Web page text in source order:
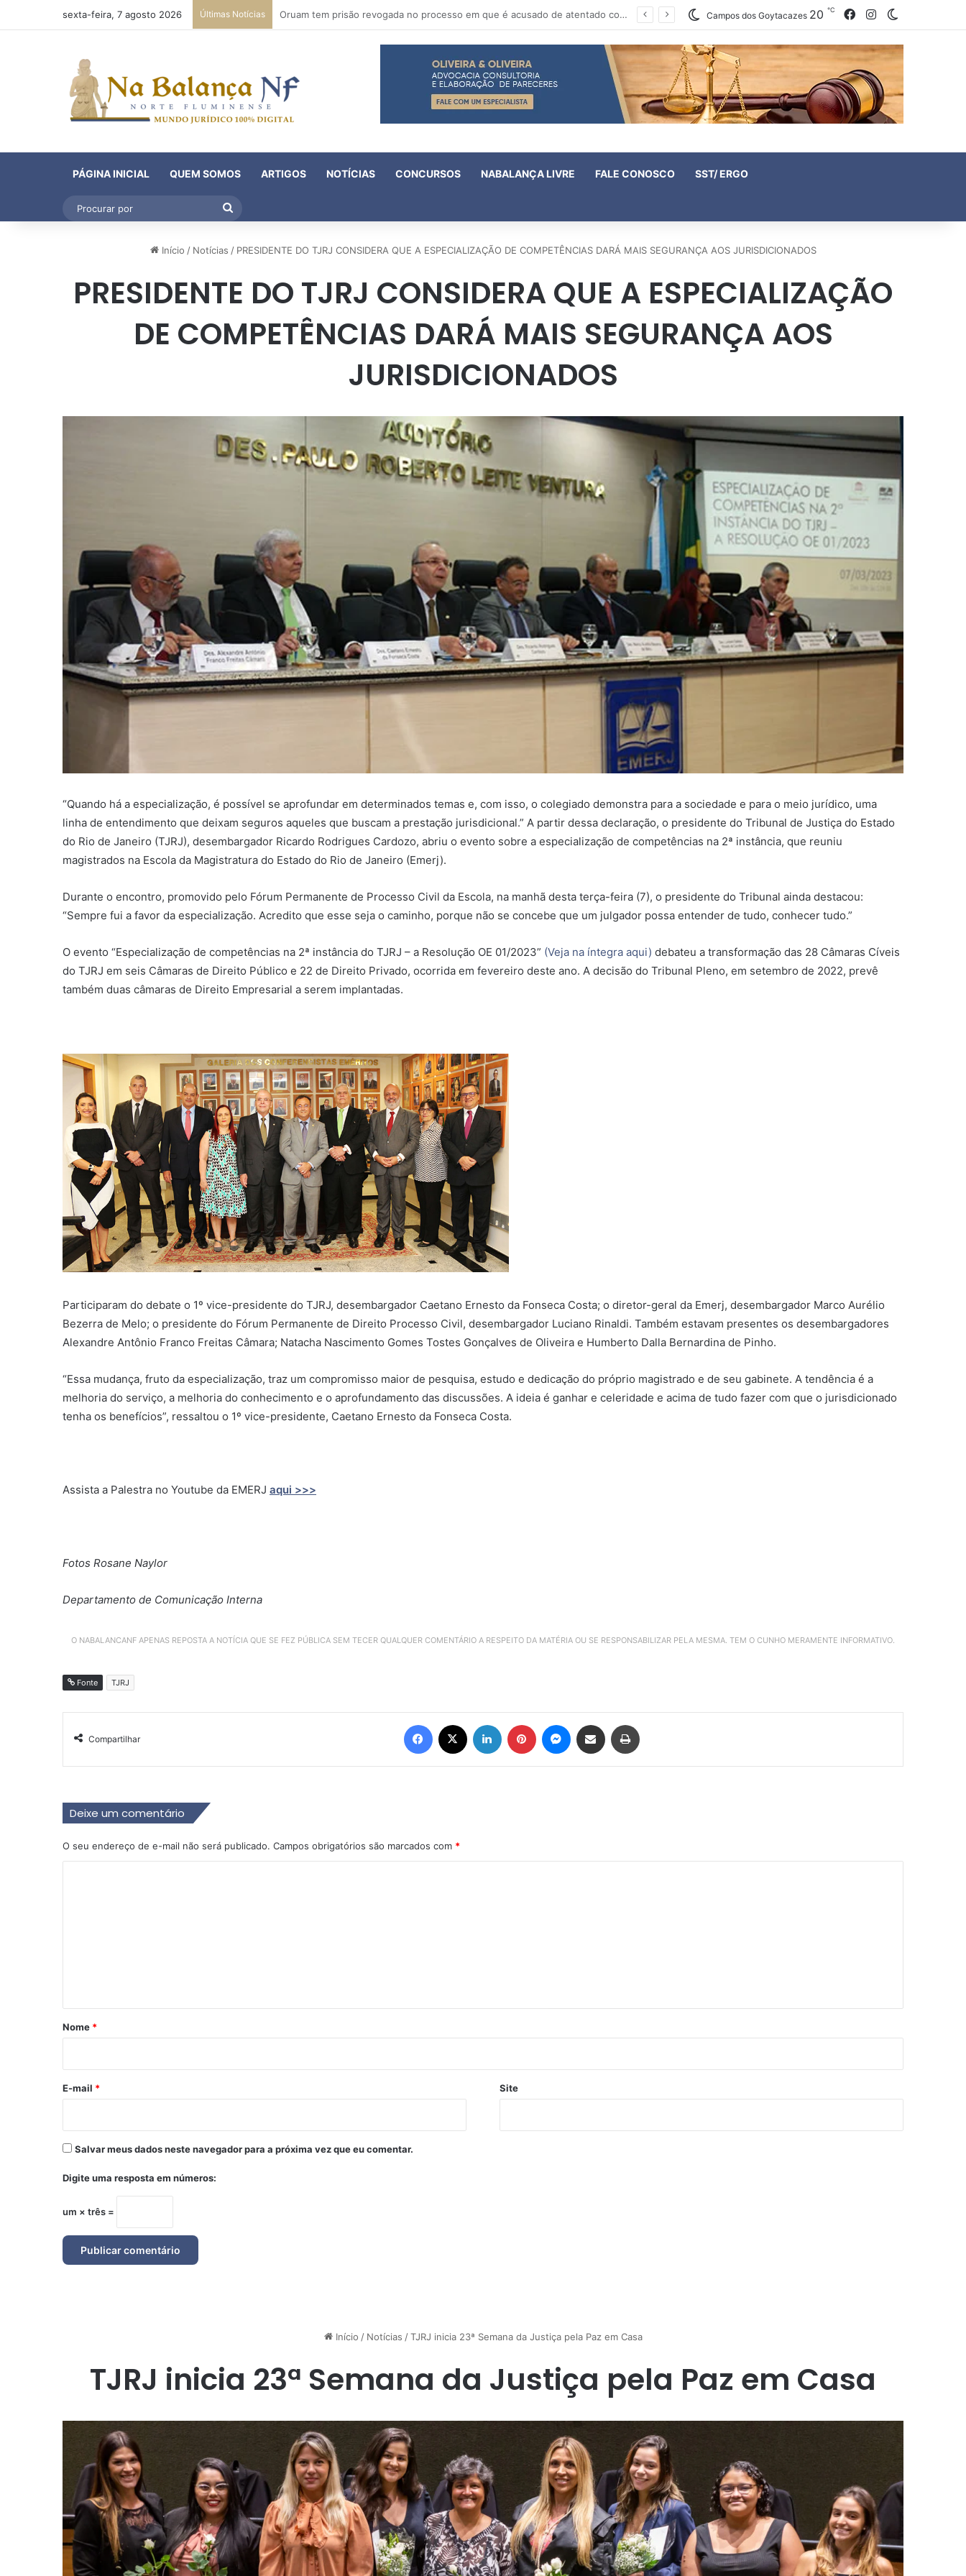
sexta-feira, 7 agosto 2026 Últimas Notícias IV Fórum Fluminense de Violência Doméstica e Familiar Contra a Mulher aprova 18 enunciados Campos dos Goytacazes 20 ℃ FacebookInstagram
PÁGINA INICIAL QUEM SOMOS ARTIGOS NOTÍCIAS CONCURSOS NABALANÇA LIVRE FALE CONOSCO SST/ ERGO
Início / Notícias / PRESIDENTE DO TJRJ CONSIDERA QUE A ESPECIALIZAÇÃO DE COMPETÊNCIAS DARÁ MAIS SEGURANÇA AOS JURISDICIONADOS
PRESIDENTE DO TJRJ CONSIDERA QUE A ESPECIALIZAÇÃO
DE COMPETÊNCIAS DARÁ MAIS SEGURANÇA AOS
JURISDICIONADOS
“Quando há a especialização, é possível se aprofundar em determinados temas e, com isso, o colegiado demonstra para a sociedade e para o meio jurídico, uma
linha de entendimento que deixam seguros aqueles que buscam a prestação jurisdicional.” A partir dessa declaração, o presidente do Tribunal de Justiça do Estado
do Rio de Janeiro (TJRJ), desembargador Ricardo Rodrigues Cardozo, abriu o evento sobre a especialização de competências na 2ª instância, que reuniu
magistrados na Escola da Magistratura do Estado do Rio de Janeiro (Emerj).
Durante o encontro, promovido pelo Fórum Permanente de Processo Civil da Escola, na manhã desta terça-feira (7), o presidente do Tribunal ainda destacou:
“Sempre fui a favor da especialização. Acredito que esse seja o caminho, porque não se concebe que um julgador possa entender de tudo, conhecer tudo.”
O evento “Especialização de competências na 2ª instância do TJRJ – a Resolução OE 01/2023” (Veja na íntegra aqui) debateu a transformação das 28 Câmaras Cíveis
do TJRJ em seis Câmaras de Direito Público e 22 de Direito Privado, ocorrida em fevereiro deste ano. A decisão do Tribunal Pleno, em setembro de 2022, prevê
também duas câmaras de Direito Empresarial a serem implantadas.
Participaram do debate o 1º vice-presidente do TJRJ, desembargador Caetano Ernesto da Fonseca Costa; o diretor-geral da Emerj, desembargador Marco Aurélio
Bezerra de Melo; o presidente do Fórum Permanente de Direito Processo Civil, desembargador Luciano Rinaldi. Também estavam presentes os desembargadores
Alexandre Antônio Franco Freitas Câmara; Natacha Nascimento Gomes Tostes Gonçalves de Oliveira e Humberto Dalla Bernardina de Pinho.
“Essa mudança, fruto da especialização, traz um compromisso maior de pesquisa, estudo e dedicação do próprio magistrado e de seu gabinete. A tendência é a
melhoria do serviço, a melhoria do conhecimento e o aprofundamento das discussões. A ideia é ganhar e celeridade e acima de tudo fazer com que o jurisdicionado
tenha os benefícios”, ressaltou o 1º vice-presidente, Caetano Ernesto da Fonseca Costa.
Assista a Palestra no Youtube da EMERJ aqui >>>
Fotos Rosane Naylor
Departamento de Comunicação Interna
O NABALANCANF APENAS REPOSTA A NOTÍCIA QUE SE FEZ PÚBLICA SEM TECER QUALQUER COMENTÁRIO A RESPEITO DA MATÉRIA OU SE RESPONSABILIZAR PELA MESMA. TEM O CUNHO MERAMENTE INFORMATIVO.
Fonte TJRJ
Compartilhar
Deixe um comentário
O seu endereço de e-mail não será publicado. Campos obrigatórios são marcados com *
r
*
Nome *
E-mail * Site
Salvar meus dados neste navegador para a próxima vez que eu comentar.
Digite uma resposta em números:
um × três =